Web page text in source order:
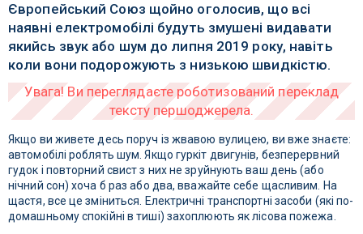
Європейський Союз щойно оголосив, що всі
наявні електромобілі будуть змушені видавати
якийсь звук або шум до липня 2019 року, навіть
коли вони подорожують з низькою швидкістю.
Якщо ви живете десь поруч із жвавою вулицею, ви вже знаєте:
автомобілі роблять шум. Якщо гуркіт двигунів, безперервний
гудок і повторний свист з них не зруйнують ваш день (або
нічний сон) хоча б раз або два, вважайте себе щасливим. На
щастя, все це зміниться. Електричні транспортні засоби (які по-
домашньому спокійні в тиші) захоплюють як лісова пожежа.